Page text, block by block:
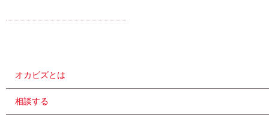
オカビズとは
相談する